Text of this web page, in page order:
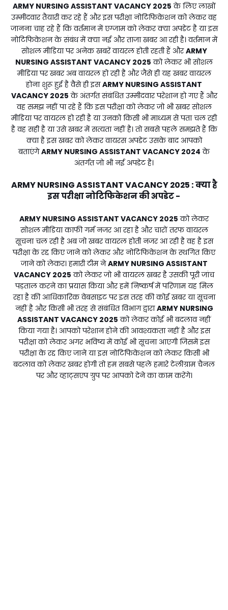
ARMY NURSING ASSISTANT VACANCY 2025 के लिए लाखों
उम्मीदवार तैयारी कर रहे हैं और इस परीक्षा नोटिफिकेशन को लेकर वह
जानना चाह रहे हैं कि वर्तमान में एग्जाम को लेकर क्या अपडेट है या इस
नोटिफिकेशन के संबंध में क्या नई और ताजा खबर आ रही है। वर्तमान में
सोशल मीडिया पर अनेक खबरें वायरल होती रहती हैं औरARMY
NURSING ASSISTANT VACANCY 2025 को लेकर भी सोशल
मीडिया पर खबर अब वायरल हो रही है और जैसे ही यह खबर वायरल
होना शुरू हुई है वैसे ही इसARMY NURSING ASSISTANT
VACANCY 2025 के अंतर्गत संबंधित उम्मीदवार परेशान हो गए हैं और
वह समझ नहीं पा रहे हैं कि इस परीक्षा को लेकर जो भी खबर सोशल
मीडिया पर वायरल हो रही है या उनको किसी भी माध्यम से पता चल रही
है वह सही है या उसे खबर में सत्यता नहीं है। तो सबसे पहले समझते हैं कि
क्या है इस खबर को लेकर वायरस अपडेट उसके बाद आपको
बताएंगेARMY NURSING ASSISTANT VACANCY 2024 के
अंतर्गत जो भी नई अपडेट है।
ARMY NURSING ASSISTANT VACANCY 2025 : क्या है
इस परीक्षा नोटिफिकेशन की अपडेट -
ARMY NURSING ASSISTANT VACANCY 2025 को लेकर
सोशल मीडिया काफी गर्म नजर आ रहा है और चारों तरफ वायरल
सूचना चल रही है अब जो खबर वायरल होती नजर आ रही है वह है इस
परीक्षा के रद्द किए जाने को लेकर और नोटिफिकेशन के स्थगित किए
जाने को लेकर। हमारी टीम नेARMY NURSING ASSISTANT
VACANCY 2025 को लेकर जो भी वायरल खबर है उसकी पूरी जांच
पड़ताल करने का प्रयास किया और हमें निष्कर्ष में परिणाम यह मिल
रहा है की आधिकारिक वेबसाइट पर इस तरह की कोई खबर या सूचना
नहीं है और किसी भी तरह से संबंधित विभाग द्वाराARMY NURSING
ASSISTANT VACANCY 2025 को लेकर कोई भी बदलाव नहीं
किया गया है। आपको परेशान होने की आवश्यकता नहीं है और इस
परीक्षा को लेकर अगर भविष्य में कोई भी सूचना आएगी जिसमें इस
परीक्षा के रद्द किए जाने या इस नोटिफिकेशन को लेकर किसी भी
बदलाव को लेकर खबर होगी तो हम सबसे पहले हमारे टेलीग्राम चैनल
पर और व्हाट्सएप ग्रुप पर आपको देने का काम करेंगे।